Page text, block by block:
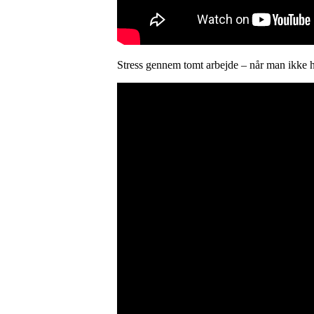
Stress gennem tomt arbejde – når man ikke